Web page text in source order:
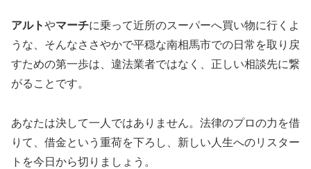
アルトやマーチに乗って近所のスーパーへ買い物に行くよ
うな、そんなささやかで平穏な南相馬市での日常を取り戻
すための第一歩は、違法業者ではなく、正しい相談先に繋
がることです。
あなたは決して一人ではありません。法律のプロの力を借
りて、借金という重荷を下ろし、新しい人生へのリスター
トを今日から切りましょう。